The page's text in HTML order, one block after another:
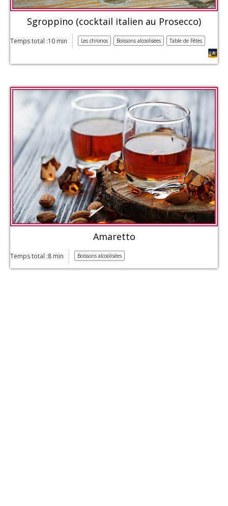
Sgroppino (cocktail italien au Prosecco)
Temps total :10 min Les chronos Boissons alcoolisées Table de Fêtes
Amaretto
Temps total :8 min Boissons alcoolisées